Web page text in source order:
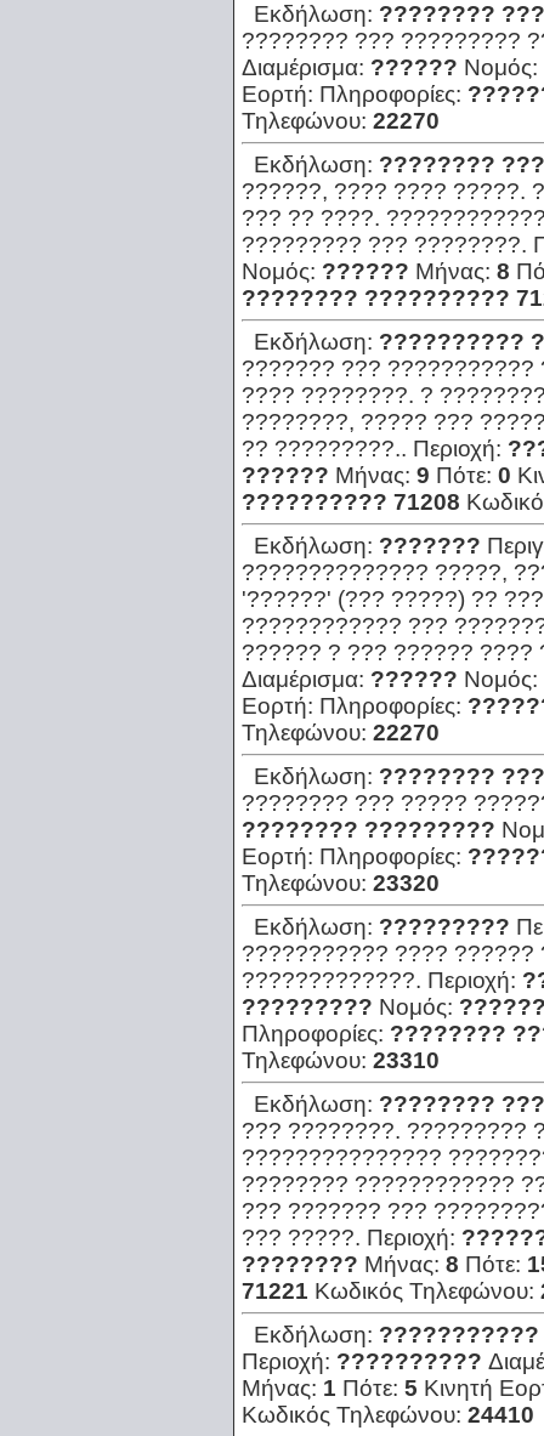
Εκδήλωση: ????????
???????? ??? ?????????
Διαμέρισμα: ?????? Νομός:
Εορτή: Πληροφορίες:
Τηλεφώνου: 22270
Εκδήλωση: ????????
??????, ???? ???? ?????.
??? ?? ????.
????????? ??? ????????.
Νομός: ?????? Μήνας: 8
???????? ??????????
Εκδήλωση: ??????????
??????? ???
???? ????????. ?
????????, ????? ???
?? ?????????.. Περιοχή:
?????? Μήνας: 9 Πότε: 0
?????????? 71208
Εκδήλωση: ???????
?????????????? ?????,
'??????' (??? ?????) ??
???????????? ???
?????? ? ??? ?????? ????
Διαμέρισμα: ?????? Νομός:
Εορτή: Πληροφορίες:
Τηλεφώνου: 22270
Εκδήλωση: ????????
???????? ??? ?????
???????? ?????????
Εορτή: Πληροφορίες:
Τηλεφώνου: 23320
Εκδήλωση: ?????????
??????????? ????
?????????????. Περιοχή:
????????? Νομός:
Πληροφορίες: ????????
Τηλεφώνου: 23310
Εκδήλωση: ????????
??? ????????. ?????????
???????????????
???????? ????????????
??? ??????? ???
??? ?????. Περιοχή:
???????? Μήνας: 8 Πότε:
71221 Κωδικός Τηλεφώνου:
Εκδήλωση: ???????????
Περιοχή: ??????????
Μήνας: 1 Πότε: 5 Κινητή
Κωδικός Τηλεφώνου: 24410